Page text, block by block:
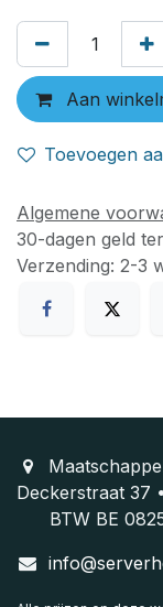
Aan
Toevoegen
Algemene
30-dagen geld
Verzending: 2-3
Deckerstraat 37
BTW BE